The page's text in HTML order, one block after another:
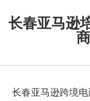
长春亚马逊
长春亚马逊跨境